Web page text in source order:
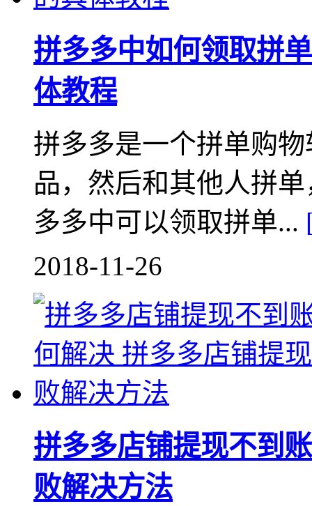
拼多多中如何领取拼
体教程
拼多多是一个拼单购
品，然后和其他人拼
多多中可以领取拼单...
2018-11-26
拼多多店铺提现不到
败解决方法